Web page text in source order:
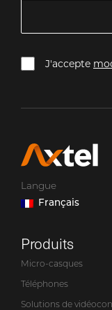
J'accepte
Langue
Français
Produits
Micro-casques
Téléphones
Solutions de